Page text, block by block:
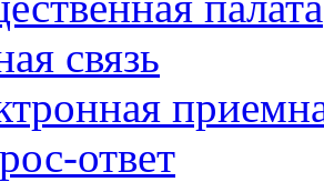
связь
ответ